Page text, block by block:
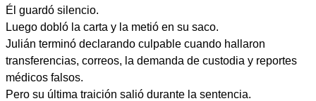
Él guardó silencio.
Luego dobló la carta y la metió en su saco.
Julián terminó declarando culpable cuando hallaron
transferencias, correos, la demanda de custodia y reportes
médicos falsos.
Pero su última traición salió durante la sentencia.